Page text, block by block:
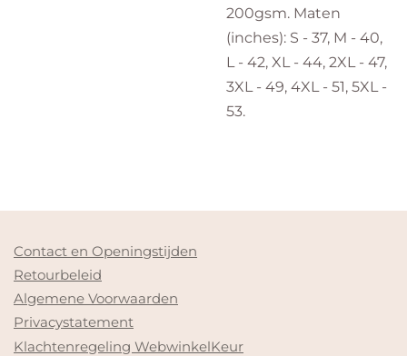
200gsm. Maten
(inches): S - 37, M - 40,
L - 42, XL - 44, 2XL - 47,
3XL - 49, 4XL - 51, 5XL -
53.
Contact en Openingstijden
Retourbeleid
Algemene Voorwaarden
Privacystatement
Klachtenregeling WebwinkelKeur